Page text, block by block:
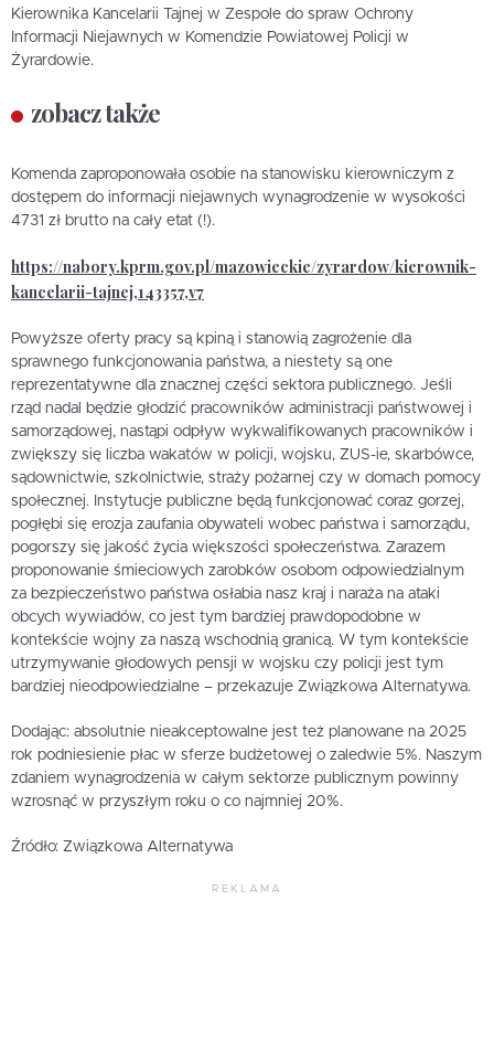
Kierownika Kancelarii Tajnej w Zespole do spraw Ochrony
Informacji Niejawnych w Komendzie Powiatowej Policji w
Żyrardowie.
zobacz także
Komenda zaproponowała osobie na stanowisku kierowniczym z
dostępem do informacji niejawnych wynagrodzenie w wysokości
4731 zł brutto na cały etat (!).
https://nabory.kprm.gov.pl/mazowieckie/zyrardow/kierownik-
kancelarii-tajnej,143357,v7
Powyższe oferty pracy są kpiną i stanowią zagrożenie dla
sprawnego funkcjonowania państwa, a niestety są one
reprezentatywne dla znacznej części sektora publicznego. Jeśli
rząd nadal będzie głodzić pracowników administracji państwowej i
samorządowej, nastąpi odpływ wykwalifikowanych pracowników i
zwiększy się liczba wakatów w policji, wojsku, ZUS-ie, skarbówce,
sądownictwie, szkolnictwie, straży pożarnej czy w domach pomocy
społecznej. Instytucje publiczne będą funkcjonować coraz gorzej,
pogłębi się erozja zaufania obywateli wobec państwa i samorządu,
pogorszy się jakość życia większości społeczeństwa. Zarazem
proponowanie śmieciowych zarobków osobom odpowiedzialnym
za bezpieczeństwo państwa osłabia nasz kraj i naraża na ataki
obcych wywiadów, co jest tym bardziej prawdopodobne w
kontekście wojny za naszą wschodnią granicą. W tym kontekście
utrzymywanie głodowych pensji w wojsku czy policji jest tym
bardziej nieodpowiedzialne – przekazuje Związkowa Alternatywa.
Dodając: absolutnie nieakceptowalne jest też planowane na 2025
rok podniesienie płac w sferze budżetowej o zaledwie 5%. Naszym
zdaniem wynagrodzenia w całym sektorze publicznym powinny
wzrosnąć w przyszłym roku o co najmniej 20%.
Źródło: Związkowa Alternatywa
REKLAMA